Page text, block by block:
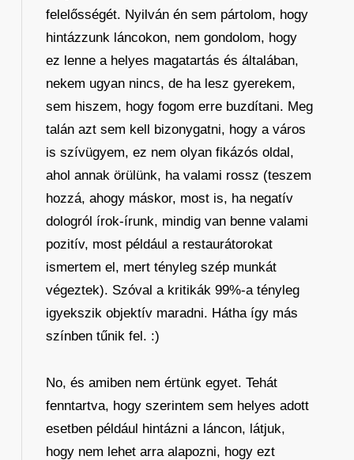
felelősségét. Nyilván én sem pártolom, hogy
hintázzunk láncokon, nem gondolom, hogy
ez lenne a helyes magatartás és általában,
nekem ugyan nincs, de ha lesz gyerekem,
sem hiszem, hogy fogom erre buzdítani. Meg
talán azt sem kell bizonygatni, hogy a város
is szívügyem, ez nem olyan fikázós oldal,
ahol annak örülünk, ha valami rossz (teszem
hozzá, ahogy máskor, most is, ha negatív
dologról írok-írunk, mindig van benne valami
pozitív, most például a restaurátorokat
ismertem el, mert tényleg szép munkát
végeztek). Szóval a kritikák 99%-a tényleg
igyekszik objektív maradni. Hátha így más
színben tűnik fel. :)
No, és amiben nem értünk egyet. Tehát
fenntartva, hogy szerintem sem helyes adott
esetben például hintázni a láncon, látjuk,
hogy nem lehet arra alapozni, hogy ezt